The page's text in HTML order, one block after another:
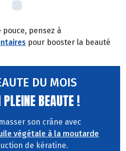
pensez à
pour booster la beauté
DU MOIS
BEAUTE !
son crâne avec
végétale à la moutarde
de kératine.